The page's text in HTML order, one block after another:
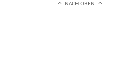
NACH OBEN